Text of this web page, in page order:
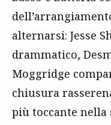
alternarsi: Jesse
drammatico,
Moggridge
chiusura
più toccante nella